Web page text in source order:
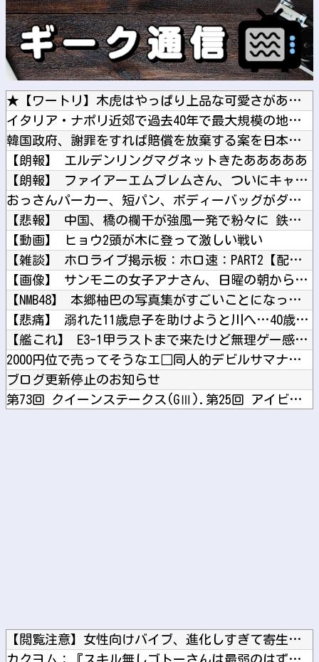
★【ワートリ】木虎はやっぱり上品な可愛さがあるな
イタリア・ナポリ近郊で過去40年で最大規模の地震「M4.7」...
韓国政府、謝罪をすれば賠償を放棄する案を日本側に提示するも拒...
【朗報】 エルデンリングマグネットきたあああああ
【朗報】 ファイアーエムブレムさん、ついにキャラ成長率がゲー...
おっさんパーカー、短パン、ボディーバッグがダサい！自分は女だ...
【悲報】 中国、橋の欄干が強風一発で粉々に 鉄筋ゼロ 当局「...
【動画】 ヒョウ2頭が木に登って激しい戦い
【雑談】 ホロライブ掲示板：ホロ速：PART2【配信実況可】
【画像】 サンモニの女子アナさん、日曜の朝から素材を提供して...
【NMB48】 本郷柚巴の写真集がすごいことになってる
【悲痛】 溺れた11歳息子を助けようと川へ…40歳父親が死亡...
【艦これ】 E3-1甲ラストまで来たけど無理ゲー感がするでち
2000円位で売ってそうなエ□同人的デビルサマナー 第2話
ブログ更新停止のお知らせ
第73回 クイーンステークス(GⅢ).第25回 アイビスサマ...
【閲覧注意】女性向けバイブ、進化しすぎて寄生獣みたいになって...
カクヨム：『スキル無しゴトーさんは最弱のはずです！～勇者召喚...